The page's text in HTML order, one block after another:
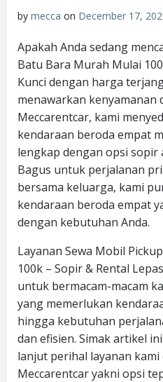
by mecca on December 17,
Apakah Anda sedang
Batu Bara Murah Mulai
Kunci dengan harga
menawarkan kenyamanan
Meccarentcar, kami
kendaraan beroda empat
lengkap dengan opsi sopir
Bagus untuk perjalanan
bersama keluarga, kami
kendaraan beroda empat
dengan kebutuhan Anda.
Layanan Sewa Mobil
100k – Sopir & Rental
untuk bermacam-macam
yang memerlukan
hingga kebutuhan
dan efisien. Simak artikel
lanjut perihal layanan kami
Meccarentcar yakni opsi